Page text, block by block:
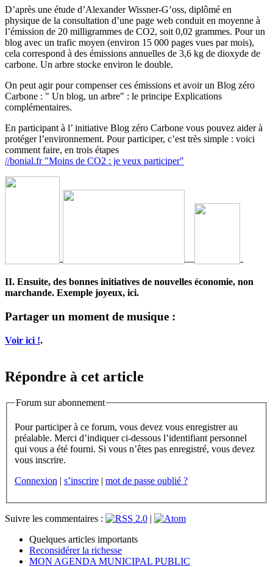
D’après une étude d’Alexander Wissner-G’oss, diplômé en
physique de la consultation d’une page web conduit en moyenne à
l’émission de 20 milligrammes de CO2, soit 0,02 grammes. Pour un
blog avec un trafic moyen (environ 15 000 pages vues par mois),
cela correspond à des émissions annuelles de 3,6 kg de dioxyde de
carbone. Un arbre stocke environ le double.
On peut agir pour compenser ces émissions et avoir un Blog zéro
Carbone : " Un blog, un arbre" : le principe Explications
complémentaires.
En participant à l’ initiative Blog zéro Carbone vous pouvez aider à
protéger l’environnement. Pour participer, c’est très simple : voici
comment faire, en trois étapes
//bonial.fr "Moins de CO2 : je veux participer"
- —
-
II. Ensuite, des bonnes initiatives de nouvelles économie, non
marchande. Exemple joyeux, ici.
Partager un moment de musique :
Voir ici !.
Répondre à cet article
Forum sur abonnement
Pour participer à ce forum, vous devez vous enregistrer au
préalable. Merci d’indiquer ci-dessous l’identifiant personnel
qui vous a été fourni. Si vous n’êtes pas enregistré, vous devez
vous inscrire.
Connexion | s’inscrire | mot de passe oublié ?
Suivre les commentaires :
|
Quelques articles importants
Reconsidérer la richesse
MON AGENDA MUNICIPAL PUBLIC